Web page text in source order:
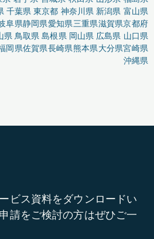
千葉県 東京都 神奈川県 新潟県 富山県
阜県静岡県愛知県三重県滋賀県京都府
県 鳥取県 島根県 岡山県 広島県 山口県
岡県佐賀県長崎県熊本県大分県宮崎県
沖縄県
ビス資料をダウンロードい
請をご検討の方はぜひご一